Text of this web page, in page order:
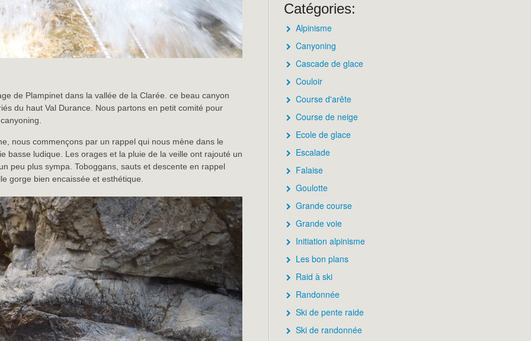
de Plampinet dans la vallée de la Clarée. ce beau canyon
du haut Val Durance. Nous partons en petit comité pour
nous commençons par un rappel qui nous mène dans le
basse ludique. Les orages et la pluie de la veille ont rajouté un
peu plus sympa. Toboggans, sauts et descente en rappel
gorge bien encaissée et esthétique.
Catégories:
Alpinisme
Canyoning
Cascade de glace
Couloir
Course d'arête
Course de neige
Ecole de glace
Escalade
Falaise
Goulotte
Grande course
Grande voie
Initiation alpinisme
Les bon plans
Raid à ski
Randonnée
Ski de pente raide
Ski de randonnée